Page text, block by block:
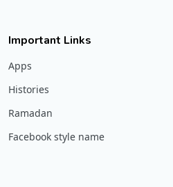
Important Links
Apps
Histories
Ramadan
Facebook style name